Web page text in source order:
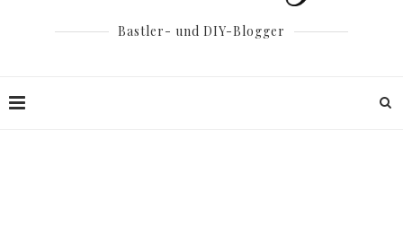
Bastler- und DIY-Blogger